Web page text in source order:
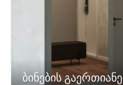
ბინების